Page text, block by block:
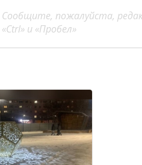
пожалуйста,
и «Пробел»